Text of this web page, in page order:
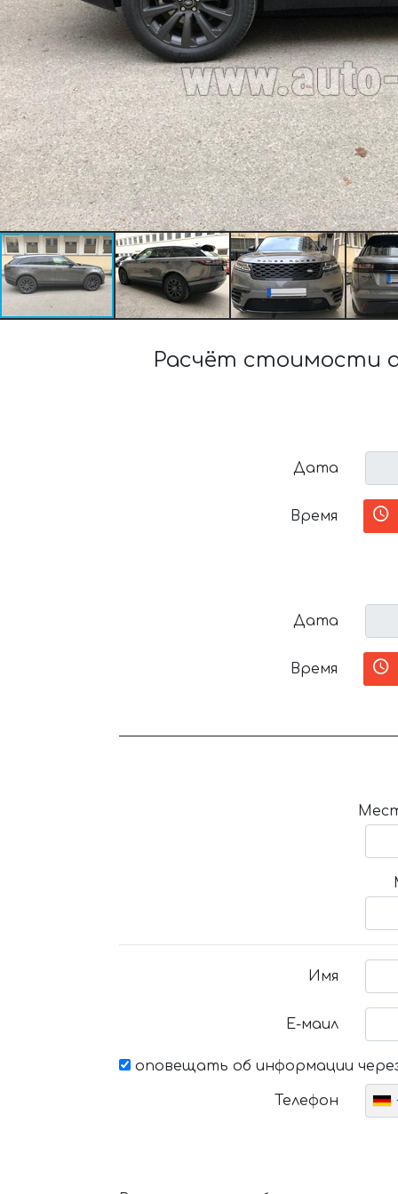
Расчёт стоимости
Дата
Время
Дата
Время
Имя
Е-маил
оповещать об информации
Телефон